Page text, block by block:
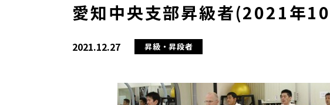
愛知中央支部昇級者(2021年
2021.12.27 昇級・昇段者